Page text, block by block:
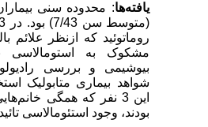
یافته‌ها
(متوسط
روماتوئید که ازنظر علائم
مشکوک به استومالاسی
بیوشیمی و بررسی
شواهد بیماری متابولیک
این 3 نفر که همگی
بودند، وجود استئومالاسی